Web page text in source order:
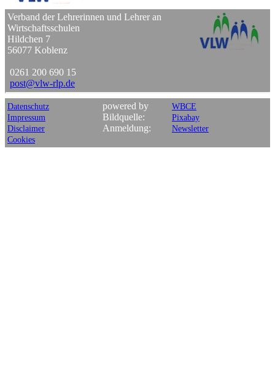
Verband der Lehrerinnen und Lehrer an
Wirtschaftsschulen
Hildchen 7
56077 Koblenz
0261 200 690 15
post@vlw-rlp.de
Datenschutz
Impressum
Disclaimer
Cookies
powered by
Bildquelle:
Anmeldung:
WBCE
Pixabay
Newsletter